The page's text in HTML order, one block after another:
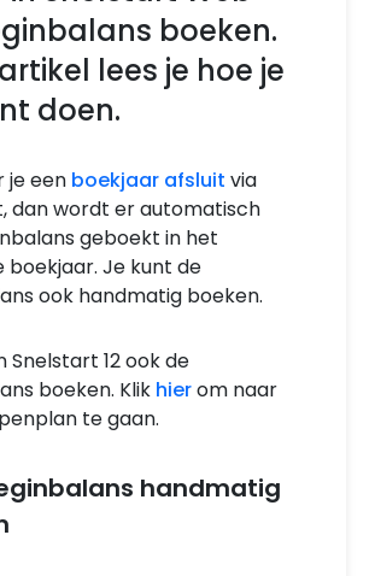
boeken.
lees je hoe je
doen.
je een boekjaar afsluit via
dan wordt er automatisch
geboekt in het
boekjaar. Je kunt de
ook handmatig boeken.
Snelstart 12 ook de
boeken. Klik hierom naar
te gaan.
handmatig